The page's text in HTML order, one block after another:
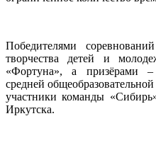
Победителями
творчества детей и
«Фортуна», а призёрами
средней
участники команды
Иркутска.